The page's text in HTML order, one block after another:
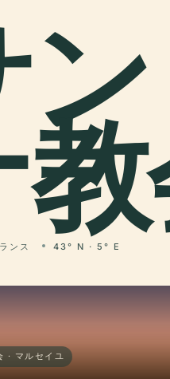
ンス 43° N · 5° E
· マルセイユ